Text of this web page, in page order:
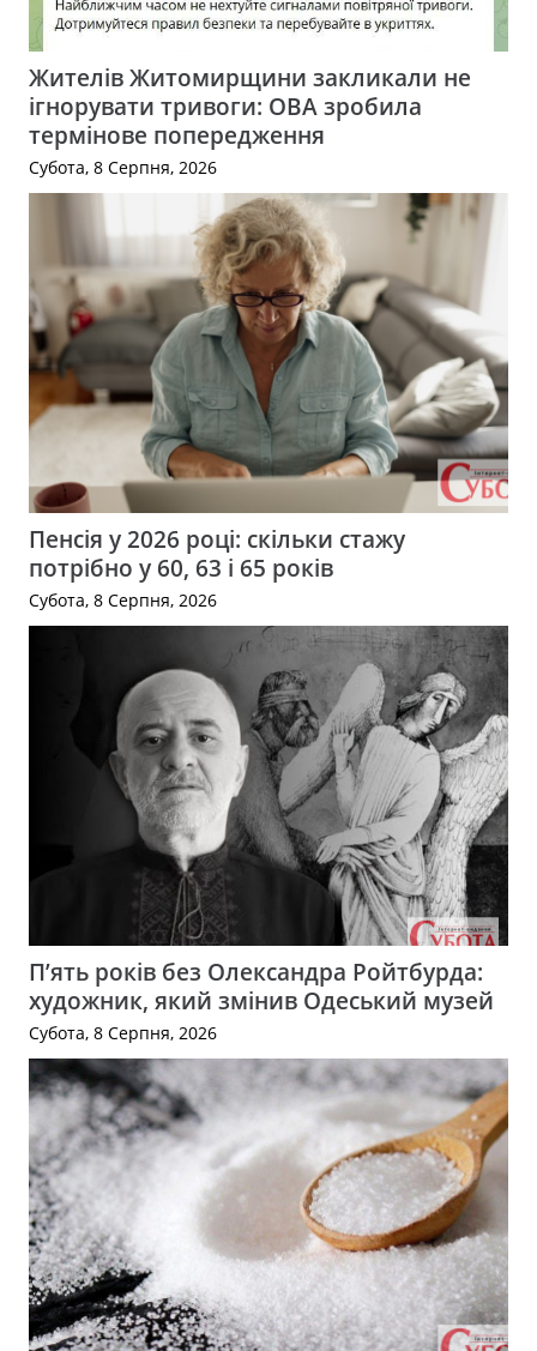
Жителів Житомирщини закликали не
ігнорувати тривоги: ОВА зробила
термінове попередження
Субота, 8 Серпня, 2026
Пенсія у 2026 році: скільки стажу
потрібно у 60, 63 і 65 років
Субота, 8 Серпня, 2026
П’ять років без Олександра Ройтбурда:
художник, який змінив Одеський музей
Субота, 8 Серпня, 2026